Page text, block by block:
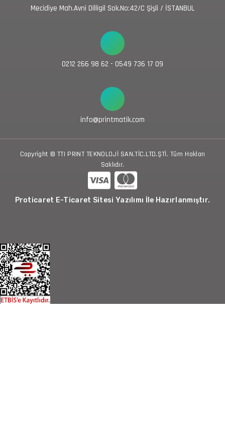
Mecidiye Mah.Avni Dilligil Sok.No:42/C Şişli / İSTANBUL
0212 266 98 62 - 0549 736 17 09
info@printmatik.com
Copyright © TTI PRINT TEKNOLOJİ SAN.TİC.LTD.ŞTİ. Tüm Hakları
Saklıdır.
Proticaret E-Ticaret Sitesi Yazılımı İle Hazırlanmıştır.